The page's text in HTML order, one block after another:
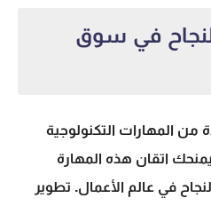
في سوق
من المهارات التكنولوجية
اتقان هذه المهارة
في عالم الأعمال. تطوير